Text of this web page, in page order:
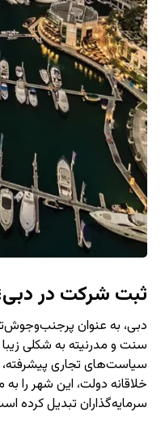
ثبت شرکت در
دبی، به عنوان
سنت و مدرنیته به شکلی زیبا
سیاست‌های تجاری
خلاقانه دولت، این شهر را به
سرمایه‌گذاران تبدیل